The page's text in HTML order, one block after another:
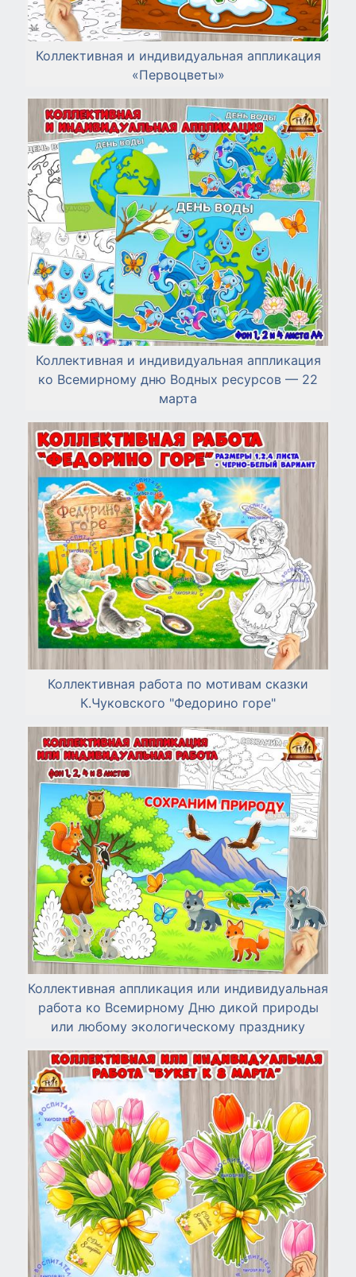
Коллективная и индивидуальная аппликация
«Первоцветы»
Коллективная и индивидуальная аппликация
ко Всемирному дню Водных ресурсов — 22
марта
Коллективная работа по мотивам сказки
К.Чуковского "Федорино горе"
Коллективная аппликация или индивидуальная
работа ко Всемирному Дню дикой природы
или любому экологическому празднику